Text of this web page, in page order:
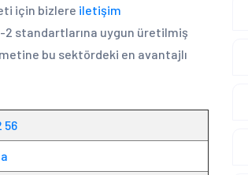
için bizlere iletişim
2 standartlarına uygun üretilmiş
bu sektördeki en avantajlı
56